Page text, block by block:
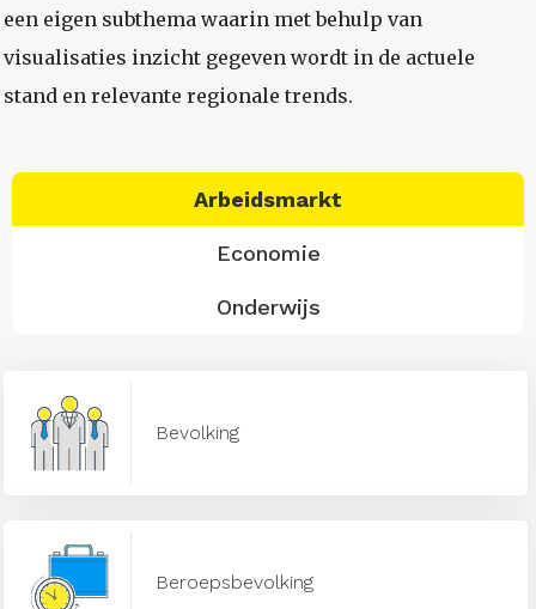
een eigen subthema waarin met behulp van
visualisaties inzicht gegeven wordt in de actuele
stand en relevante regionale trends.
Arbeidsmarkt
Economie
Onderwijs
Bevolking
Beroepsbevolking